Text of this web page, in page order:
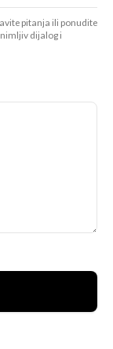
pitanja ili ponudite
dijalog i